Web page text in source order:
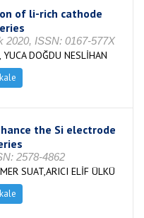
of li-rich cathode
2020, ISSN: 0167-577X
DOĞDU NESLİHAN
the Si electrode
2578-4862
SUAT,ARICI ELİF ÜLKÜ